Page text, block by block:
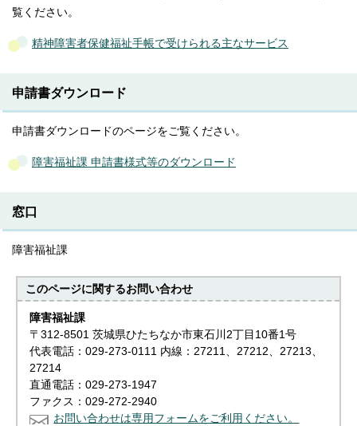
覧ください。
精神障害者保健福祉手帳で受けられる主なサービス
申請書ダウンロード
申請書ダウンロードのページをご覧ください。
障害福祉課 申請書様式等のダウンロード
窓口
障害福祉課
このページに関するお問い合わせ
障害福祉課
〒312-8501 茨城県ひたちなか市東石川2丁目10番1号
代表電話：029-273-0111 内線：27211、27212、27213、
27214
直通電話：029-273-1947
ファクス：029-272-2940
お問い合わせは専用フォームをご利用ください。